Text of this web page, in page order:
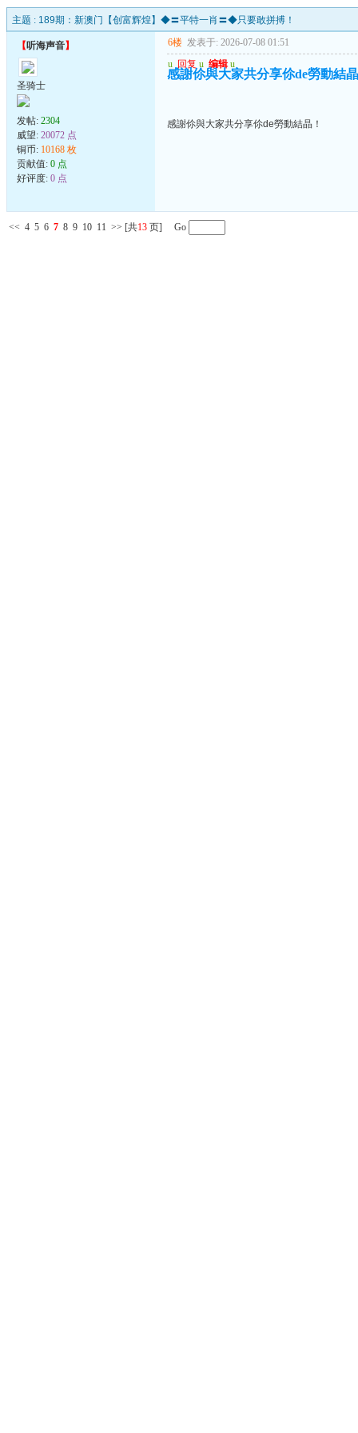
主题 : 189期：新澳门【创富辉煌】◆〓平特一肖〓◆只要敢拼搏！
【听海声音】
圣骑士
发帖: 2304
威望: 20072 点
铜币: 10168 枚
贡献值: 0 点
好评度: 0 点
6楼 发表于: 2026-07-08 01:51
u 回复 u 编辑 u
感謝伱與大家共分享伱de勞動結
感謝伱與大家共分享伱de勞動結晶！
<< 4 5 6 7 8 9 10 11 >> [共13 页] Go